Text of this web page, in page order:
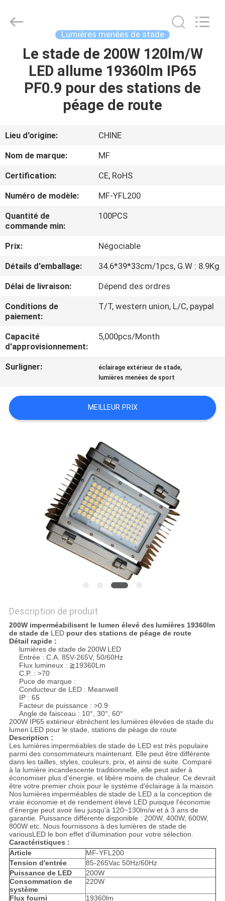
MAISON
PRODUITS
A
DE
NOUS
VISITE
D'USINE
CONTRÔLE
DE
QUALITÉ
CONTACTEZ-
NOUS
DEMANDEZ
PRIVACY
Ming
Feng
Lumières menées de stade
Le stade de 200W 120lm/W
LED allume 19360lm IP65
PF0.9 pour des stations de
péage de route
Lieu d'origine:
CHINE
Nom de marque:
MF
Certification:
CE, RoHS
Numéro de modèle:
MF-YFL200
Quantité de
commande min:
100PCS
Prix:
Négociable
Détails d'emballage:
34.6*39*33cm/1pcs, G.W : 8.9Kg
Délai de livraison:
Dépend des ordres
Conditions de
paiement:
T/T, western union, L/C, paypal
Capacité
d'approvisionnement:
5,000pcs/Month
Surligner: éclairage extérieur de stade,
lumières menées de sport
MEILLEUR PRIX
Description de produit
200W imperméabilisent le lumen élevé des lumières 19360lm
destade deLED pour des stations de péage de route
Détail rapide :
lumières de stade de 200W LED
Entrée : C.A. 85V-265V, 50/60Hz
Flux lumineux : ≧19360Lm
C.P. : >70
Puce de marque :
Conducteur de LED : Meanwell
IP : 65
Facteur de puissance : >0.9
Angle de faisceau : 10°, 30°, 60°
200W IP65 extérieur ébrèchent les lumièresélevées de stade du
lumen LED pour le stade, stations de péage de route
Description :
Les lumières imperméables de stade de LED est très populaire
parmi des consommateurs maintenant. Elle peut être différente
dans les tailles, styles, couleurs, prix, et ainsi de suite. Comparé
à la lumière incandescente traditionnelle, elle peut aider à
économiser plus d'énergie, et libère moins de chaleur. Ce devrait
être votre premier choix pour le système d'éclairage à la maison.
Nos lumières imperméables de stade de LED a la conception de
vraie économie et de rendement élevé LED puisque l'économie
d'énergie peut avoir lieu jusqu'à 120~130lm/w et à 3 ans de
garantie. Puissance différente disponible : 200W, 400W, 600W,
800W etc. Nous fournissons à des lumières de stade de
variousLED le bon effet d'illumination pour votre sélection.
Caractéristiques :
Article
MF-YFL200
Tension d'entrée
85-265Vac 50Hz/60Hz
Puissance de LED
200W
Consommation de
système
220W
Flux fourni 19360lm